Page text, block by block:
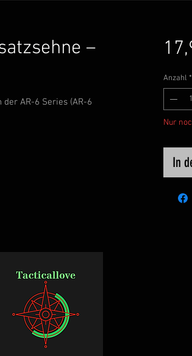
–
AR-6 Series (AR-6
Anzahl *
Nur
In